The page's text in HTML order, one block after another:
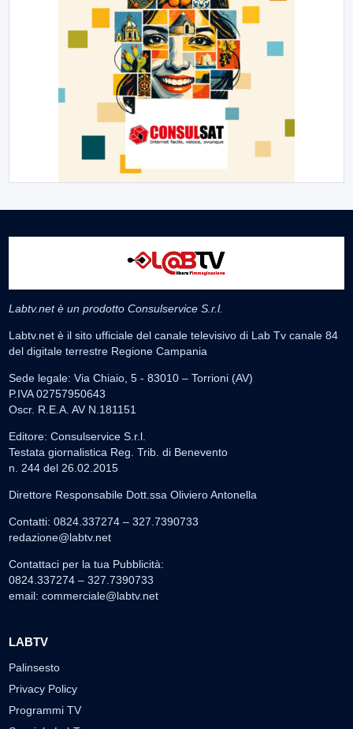
Labtv.net è un prodotto Consulservice S.r.l.
Labtv.net è il sito ufficiale del canale televisivo di Lab Tv canale 84
del digitale terrestre Regione Campania
Sede legale: Via Chiaio, 5 - 83010 – Torrioni (AV)
P.IVA 02757950643
Oscr. R.E.A. AV N.181151
Editore: Consulservice S.r.l.
Testata giornalistica Reg. Trib. di Benevento
n. 244 del 26.02.2015
Direttore Responsabile Dott.ssa Oliviero Antonella
Contatti: 0824.337274 – 327.7390733
redazione@labtv.net
Contattaci per la tua Pubblicità:
0824.337274 – 327.7390733
email: commerciale@labtv.net
LABTV
Palinsesto
Privacy Policy
Programmi TV